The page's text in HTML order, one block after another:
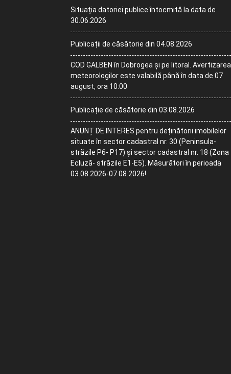
Situația datoriei publice întocmită la data de
30.06.2026
Publicații de căsătorie din 04.08.2026
COD GALBEN în Dobrogea și pe litoral. Avertizarea
meteorologilor este valabilă până în data de 07
august, ora 10:00
Publicație de căsătorie din 03.08.2026
ANUNȚ DE INTERES pentru deținătorii imobilelor
situate în sector cadastral nr. 30 (Peninsula-
străzile P6- P17) și sector cadastral nr. 18 (Zona
Ecluză- străzile E1-E5). Măsurători în perioada
03.08.2026-07.08.2026!